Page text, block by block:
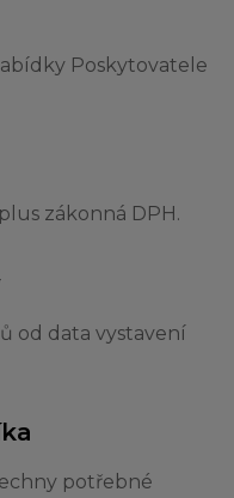
Poskytovatele
zákonná DPH.
od data vystavení
potřebné